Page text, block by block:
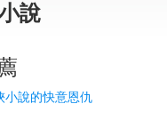
說
小說的快意恩仇